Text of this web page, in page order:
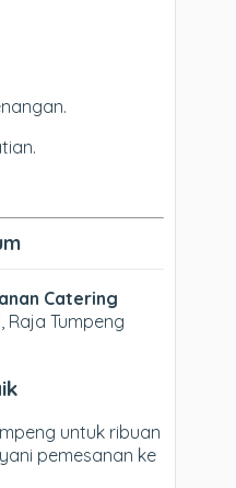
Catering
Tumpeng
untuk ribuan
pemesanan ke